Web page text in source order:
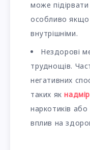
може
особливо
внутрішніми.
Нездорові
труднощів.
негативних
таких як
наркотиків
вплив на